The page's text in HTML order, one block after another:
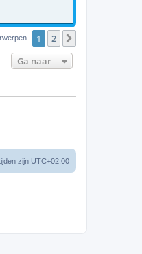
1 2
Ga naar
zijn UTC+02:00